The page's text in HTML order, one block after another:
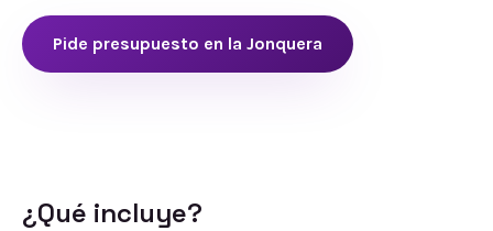
Pide presupuesto en la Jonquera
¿Qué incluye?